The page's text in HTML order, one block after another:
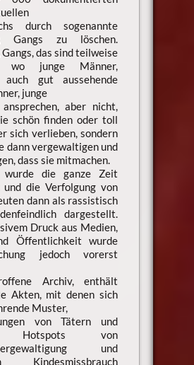
durch sogenannte
Gangs zu löschen.
das sind teilweise
wo junge Männer,
auch gut aussehende
junge
ansprechen, aber nicht,
schön finden oder toll
sich verlieben, sondern
dann vergewaltigen und
dass sie mitmachen.
wurde die ganze Zeit
die Verfolgung von
dann als rassistisch
dargestellt.
Druck aus Medien,
Öffentlichkeit wurde
jedoch vorerst
Archiv, enthält
Akten, mit denen sich
Muster,
von Tätern und
Hotspots von
und
Kindesmissbrauch